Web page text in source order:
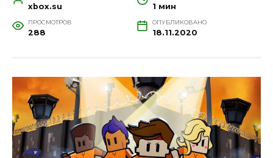
xbox.su 1 мин
ПРОСМОТРОВ
288
ОПУБЛИКОВАНО
18.11.2020